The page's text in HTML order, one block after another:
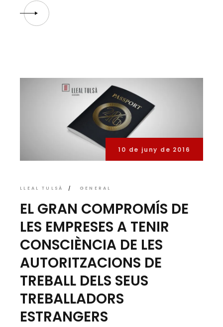
10 de juny de 2016
LLEAL TULSÀ GENERAL
EL GRAN COMPROMÍS DE
LES EMPRESES A TENIR
CONSCIÈNCIA DE LES
AUTORITZACIONS DE
TREBALL DELS SEUS
TREBALLADORS
ESTRANGERS